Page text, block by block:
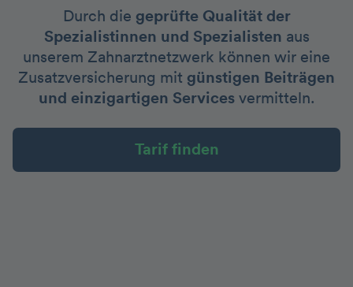
Durch die geprüfte Qualität der
Spezialistinnen und Spezialisten aus
unserem Zahnarztnetzwerk können wir eine
Zusatzversicherung mit günstigen Beiträgen
und einzigartigen Servicesvermitteln.
Tarif finden